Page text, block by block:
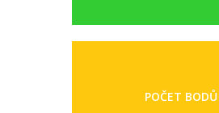
POČET BODŮ